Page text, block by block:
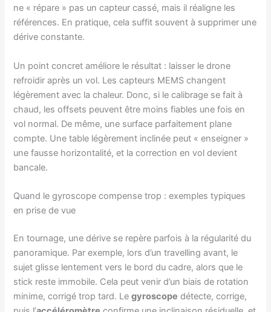
ne « répare » pas un capteur cassé, mais il réaligne les
références. En pratique, cela suffit souvent à supprimer une
dérive constante.
Un point concret améliore le résultat : laisser le drone
refroidir après un vol. Les capteurs MEMS changent
légèrement avec la chaleur. Donc, si le calibrage se fait à
chaud, les offsets peuvent être moins fiables une fois en
vol normal. De même, une surface parfaitement plane
compte. Une table légèrement inclinée peut « enseigner »
une fausse horizontalité, et la correction en vol devient
bancale.
Quand le gyroscope compense trop : exemples typiques
en prise de vue
En tournage, une dérive se repère parfois à la régularité du
panoramique. Par exemple, lors d’un travelling avant, le
sujet glisse lentement vers le bord du cadre, alors que le
stick reste immobile. Cela peut venir d’un biais de rotation
minime, corrigé trop tard. Legyroscope détecte, corrige,